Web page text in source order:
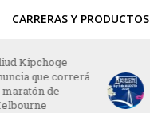
CARRERAS Y PRODUCTOS
Kipchoge
que correrá
maratón de